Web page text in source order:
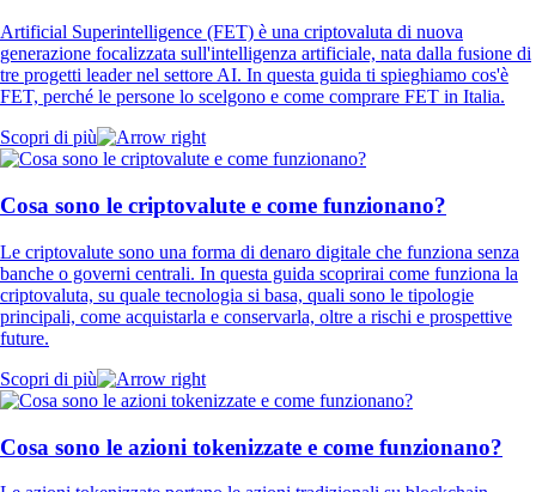
Artificial Superintelligence (FET) è una criptovaluta di nuova
generazione focalizzata sull'intelligenza artificiale, nata dalla fusione di
tre progetti leader nel settore AI. In questa guida ti spieghiamo cos'è
FET, perché le persone lo scelgono e come comprare FET in Italia.
Scopri di più
Cosa sono le criptovalute e come funzionano?
Le criptovalute sono una forma di denaro digitale che funziona senza
banche o governi centrali. In questa guida scoprirai come funziona la
criptovaluta, su quale tecnologia si basa, quali sono le tipologie
principali, come acquistarla e conservarla, oltre a rischi e prospettive
future.
Scopri di più
Cosa sono le azioni tokenizzate e come funzionano?